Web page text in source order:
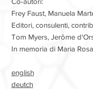
Frey Faust, Manuela
Editori, consulenti,
Tom Myers, Jerôme
In memoria di Maria
english
deutch